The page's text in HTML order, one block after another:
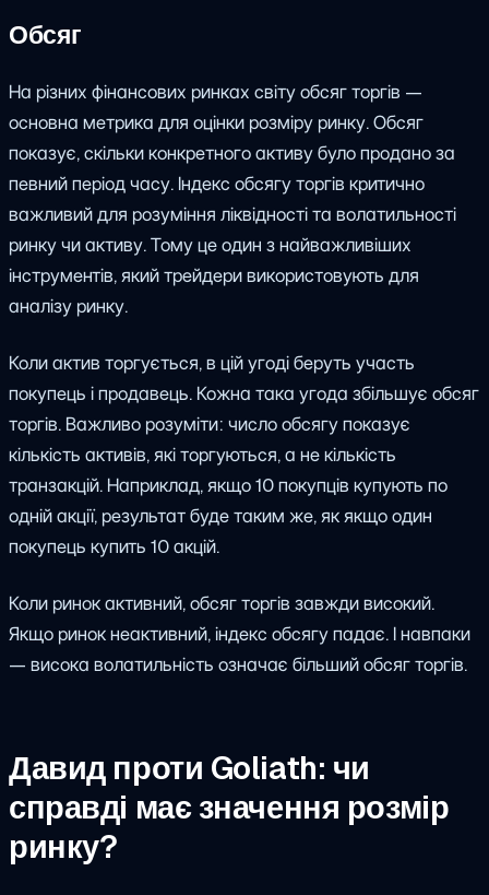
Обсяг
На різних фінансових ринках світу обсяг торгів —
основна метрика для оцінки розміру ринку. Обсяг
показує, скільки конкретного активу було продано за
певний період часу. Індекс обсягу торгів критично
важливий для розуміння ліквідності та волатильності
ринку чи активу. Тому це один з найважливіших
інструментів, який трейдери використовують для
аналізу ринку.
Коли актив торгується, в цій угоді беруть участь
покупець і продавець. Кожна така угода збільшує обсяг
торгів. Важливо розуміти: число обсягу показує
кількість активів, які торгуються, а не кількість
транзакцій. Наприклад, якщо 10 покупців купують по
одній акції, результат буде таким же, як якщо один
покупець купить 10 акцій.
Коли ринок активний, обсяг торгів завжди високий.
Якщо ринок неактивний, індекс обсягу падає. І навпаки
— висока волатильність означає більший обсяг торгів.
Давид проти Goliath: чи
справді має значення розмір
ринку?